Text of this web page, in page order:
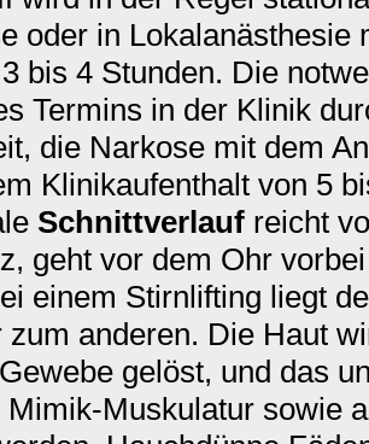
oder in
bis 4 Stunden. Die
Termins in der Klinik
die Narkose mit dem
Klinikaufenthalt von 5
Schnittverlauf reicht
geht vor dem Ohr
einem Stirnlifting liegt
zum anderen. Die Haut
gelöst, und das
Muskulatur sowie